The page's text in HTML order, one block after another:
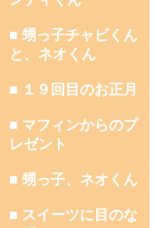
■ 甥っ子チャビくん
と、ネオくん
■ １９回目のお正月
■ マフィンからのプ
レゼント
■ 甥っ子、ネオくん
■ スイーツに目のな